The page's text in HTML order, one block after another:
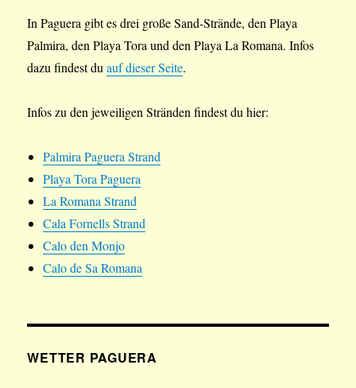
In Paguera gibt es drei große Sand-Strände, den Playa
Palmira, den Playa Tora und den Playa La Romana. Infos
dazu findest duauf dieser Seite.
Infos zu den jeweiligen Stränden findest du hier:
Palmira Paguera Strand
Playa Tora Paguera
La Romana Strand
Cala Fornells Strand
Calo den Monjo
Calo de Sa Romana
WETTER PAGUERA